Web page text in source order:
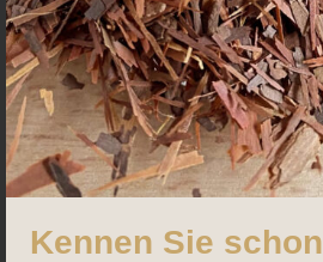
Kennen Sie